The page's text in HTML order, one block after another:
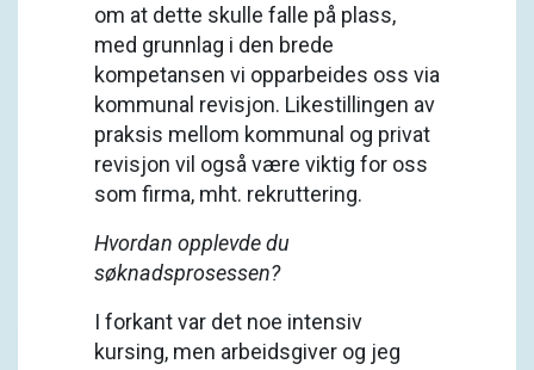
om at dette skulle falle på plass,
med grunnlag i den brede
kompetansen vi opparbeides oss via
kommunal revisjon. Likestillingen av
praksis mellom kommunal og privat
revisjon vil også være viktig for oss
som firma, mht. rekruttering.
Hvordan opplevde du
søknadsprosessen?
I forkant var det noe intensiv
kursing, men arbeidsgiver og jeg